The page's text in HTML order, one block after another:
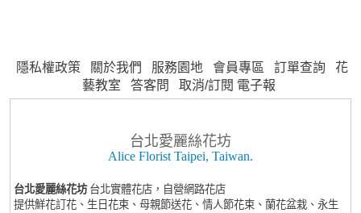
隱私權政策 關於我們 服務園地 會員專區 訂單查詢
花
藝教室
答客問 取消/訂閱 電子報
台北愛麗絲花坊
Alice Florist Taipei, Taiwan.
台北愛麗絲花坊 台北實體花店，自營網路花店
提供鮮花訂花、生日花束、母親節送花、情人節花束、蘭花盆栽、永生